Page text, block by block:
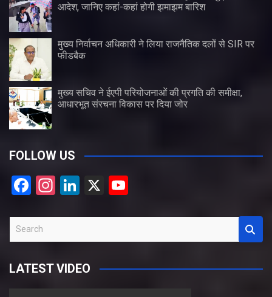
आदेश, जानिए कहां-कहां होगी झमाझम बारिश
मुख्य निर्वाचन अधिकारी ने लिया राजनैतिक दलों से SIR पर
फीडबैक
मुख्य सचिव ने ईएपी परियोजनाओं की प्रगति की समीक्षा,
आधारभूत संरचना विकास पर दिया जोर
FOLLOW US
F
ce
b
o
o
In
a
gr
a
Li
ke
dI
n
X
u
T
u
b
rLATEST VIDEO